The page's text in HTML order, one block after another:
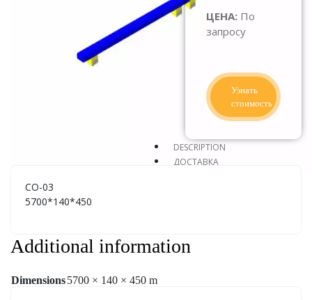
ЦЕНА: По
запросу
Узнать
стоимость
DESCRIPTION
ДОСТАВКА
СО-03
5700*140*450
Additional information
Dimensions5700 × 140 × 450 m